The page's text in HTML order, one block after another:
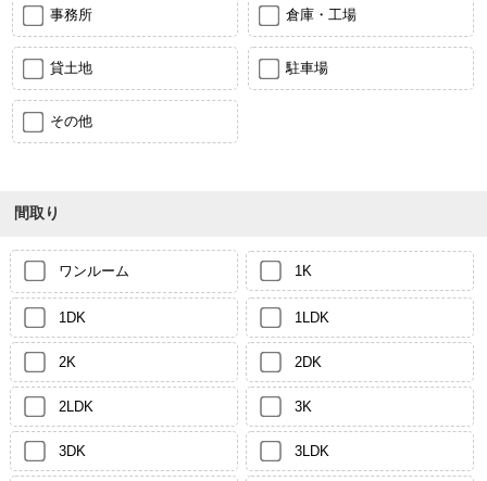
事務所 倉庫・工場
貸土地 駐車場
その他
間取り
ワンルーム 1K
1DK 1LDK
2K 2DK
2LDK 3K
3DK 3LDK